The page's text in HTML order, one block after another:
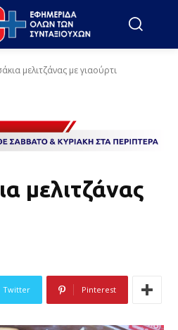
μελιτζάνας με γιαούρτι
μελιτζάνας
Twitter Pinterest